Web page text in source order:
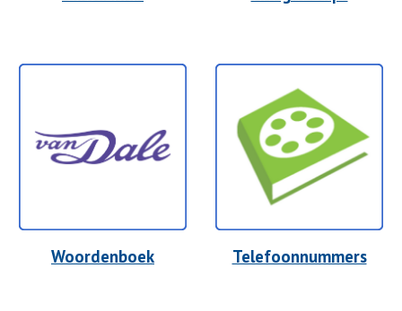
Woordenboek Telefoonnummers